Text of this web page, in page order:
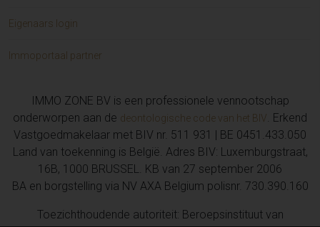
Eigenaars login
Immoportaal partner
IMMO ZONE BV is een professionele vennootschap
onderworpen aan de deontologische code van het BIV. Erkend
Vastgoedmakelaar met BIV nr. 511 931 | BE 0451.433.050
Land van toekenning is België. Adres BIV: Luxemburgstraat,
16B, 1000 BRUSSEL. KB van 27 september 2006
BA en borgstelling via NV AXA Belgium polisnr. 730.390.160
Toezichthoudende autoriteit: Beroepsinstituut van